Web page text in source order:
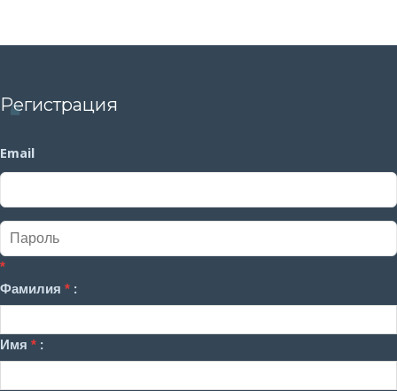
Регистрация
Email
*
Фамилия * :
Имя * :